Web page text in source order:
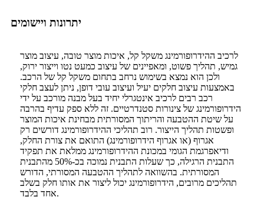
יתרונות ויישומים
לרכיב ההידרופורמינג משקל קל, איכות מוצר טובה, עיצוב מוצר
גמיש, תהליך פשוט, ומאפיינים של עיצוב כמעט נטו וייצור ירוק,
ולכן הוא נמצא בשימוש נרחב בתחום משקל קל של הרכב.
באמצעות עיצוב חלקים יעיל ועיצוב עובי דופן, ניתן לעצב חלקי
רכב רבים לרכיב אינטגרלי יחיד בעל מבנה מורכב על ידי
הידרופורמינג של צינורות סטנדרטיים. זה ללא ספק עדיף בהרבה
על שיטת ההטבעה והריתוך המסורתית מבחינת איכות המוצר
ופשטות תהליך הייצור. רוב תהליכי ההידרופורמינג דורשים רק
אגרוף (או אגרוף הידרופורמינג) התואם את צורת החלק,
ודיאפרגמת הגומי במכונת ההידרופורמינג ממלאת את תפקיד
התבנית הרגילה, כך שעלות התבנית נמוכה בכ-50% מהתבנית
המסורתית. בהשוואה לתהליך ההטבעה המסורתי, הדורש
תהליכים מרובים, הידרופורמינג יכול ליצור את אותו חלק בשלב
אחד בלבד.